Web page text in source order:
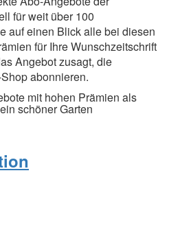
für weit über 100
auf einen Blick alle bei diesen
für Ihre Wunschzeitschrift
Angebot zusagt, die
abonnieren.
mit hohen Prämien als
schöner Garten